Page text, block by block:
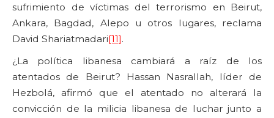
sufrimiento de víctimas del terrorismo en Beirut,
Ankara, Bagdad, Alepo u otros lugares, reclama
David Shariatmadari[11].
¿La política libanesa cambiará a raíz de los
atentados de Beirut? Hassan Nasrallah, líder de
Hezbolá, afirmó que el atentado no alterará la
convicción de la milicia libanesa de luchar junto a